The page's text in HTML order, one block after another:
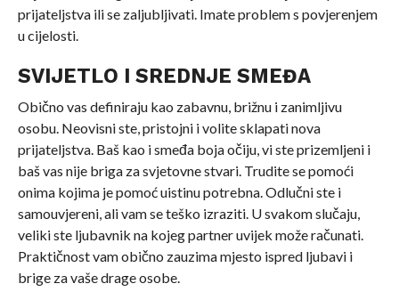
prijateljstva ili se zaljubljivati. Imate problem s povjerenjem
u cijelosti.
SVIJETLO I SREDNJE SMEĐA
Obično vas definiraju kao zabavnu, brižnu i zanimljivu
osobu. Neovisni ste, pristojni i volite sklapati nova
prijateljstva. Baš kao i smeđa boja očiju, vi ste prizemljeni i
baš vas nije briga za svjetovne stvari. Trudite se pomoći
onima kojima je pomoć uistinu potrebna. Odlučni ste i
samouvjereni, ali vam se teško izraziti. U svakom slučaju,
veliki ste ljubavnik na kojeg partner uvijek može računati.
Praktičnost vam obično zauzima mjesto ispred ljubavi i
brige za vaše drage osobe.